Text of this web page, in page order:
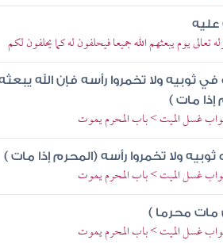
تعالى يوم يبعثهم الله جميعا فيحلفون له كما يحلفون لكم
ثوبيه ولا تخمروا رأسه فإن الله
إذا مات )
غسل الميت > باب المحرم يموت
ولا تخمروا رأسه (المحرم إذا مات )
غسل الميت > باب المحرم يموت
مات محرما )
غسل الميت > باب المحرم يموت